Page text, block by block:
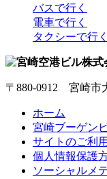
バスで行く
電車で行く
タクシーで行く
〒880-0912 宮崎市
ホーム
宮崎ブーゲン
サイトのご利
個人情報保護
ソーシャルメ